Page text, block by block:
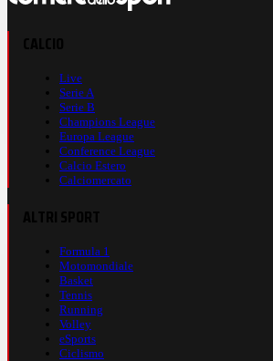
Live
Serie A
Serie B
Champions League
Europa League
Conference League
Calcio Estero
Calciomercato
Formula 1
Motomondiale
Basket
Tennis
Running
Volley
eSports
Ciclismo